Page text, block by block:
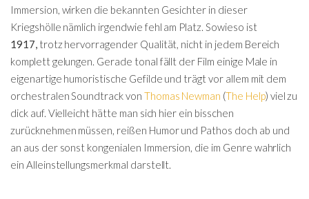
Immersion, wirken die bekannten Gesichter in dieser
Kriegshölle nämlich irgendwie fehl am Platz. Sowieso ist
1917, trotz hervorragender Qualität, nicht in jedem Bereich
komplett gelungen. Gerade tonal fällt der Film einige Male in
eigenartige humoristische Gefilde und trägt vor allem mit dem
orchestralen Soundtrack von Thomas Newman (The Help) viel zu
dick auf. Vielleicht hätte man sich hier ein bisschen
zurücknehmen müssen, reißen Humor und Pathos doch ab und
an aus der sonst kongenialen Immersion, die im Genre wahrlich
ein Alleinstellungsmerkmal darstellt.